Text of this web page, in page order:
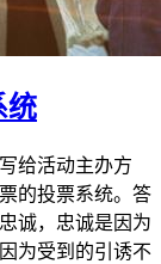
统
给活动主办方
的投票系统。答
诚，忠诚是因为
为受到的引诱不